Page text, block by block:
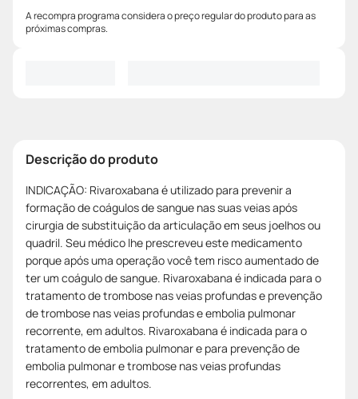
A recompra programa considera o preço regular do produto para as
próximas compras.
Descrição do produto
INDICAÇÃO: Rivaroxabana é utilizado para prevenir a
formação de coágulos de sangue nas suas veias após
cirurgia de substituição da articulação em seus joelhos ou
quadril. Seu médico lhe prescreveu este medicamento
porque após uma operação você tem risco aumentado de
ter um coágulo de sangue. Rivaroxabana é indicada para o
tratamento de trombose nas veias profundas e prevenção
de trombose nas veias profundas e embolia pulmonar
recorrente, em adultos. Rivaroxabana é indicada para o
tratamento de embolia pulmonar e para prevenção de
embolia pulmonar e trombose nas veias profundas
recorrentes, em adultos.